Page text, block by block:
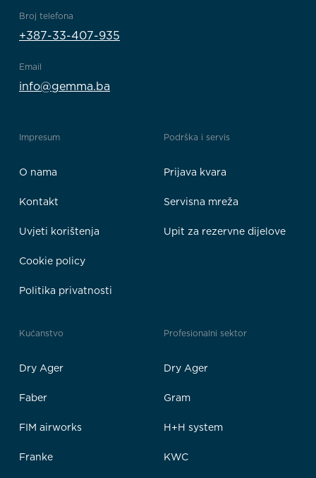
Broj telefona
+387-33-407-935
Email
info@gemma.ba
Impresum
O nama
Kontakt
Uvjeti korištenja
Cookie policy
Politika privatnosti
Podrška i servis
Prijava kvara
Servisna mreža
Upit za rezervne dijelove
Kućanstvo
Dry Ager
Faber
FIM airworks
Franke
Profesionalni sektor
Dry Ager
Gram
H+H system
KWC